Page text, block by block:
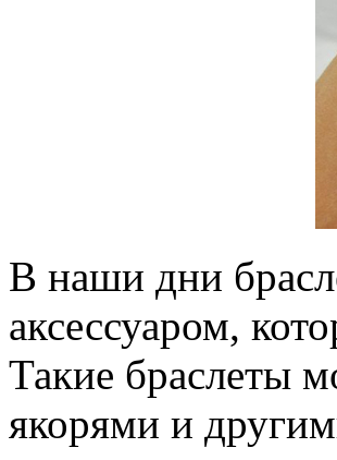
В наши дни
аксессуаром,
Такие браслеты
якорями и